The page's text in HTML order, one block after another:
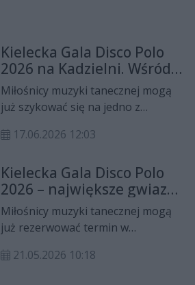
Kielecka Gala Disco Polo
2026 na Kadzielni. Wśród
gwiazd wieczoru wystąpi
także nasz prezenter
Dominik Feldman
Miłośnicy muzyki tanecznej mogą
już szykować się na jedno z
roku. Kielecka Gala Disco Polo 2026,
Kadzielni, zgromadzi największe
gwiazdy sceny disco polo i dance.
Organizatorzy zapowiadają
wielogodzinne widowisko pełne
przebojów, efektów świetlnych i
niezapomnianych emocji.
17.06.2026 12:03
Kielecka Gala Disco Polo
2026 – największe gwiazdy
gatunku wystąpią na
Kadzielni
Miłośnicy muzyki tanecznej mogą
już rezerwować termin w
Polo 2026 zapowiada się jako jedno
21.05.2026 10:18